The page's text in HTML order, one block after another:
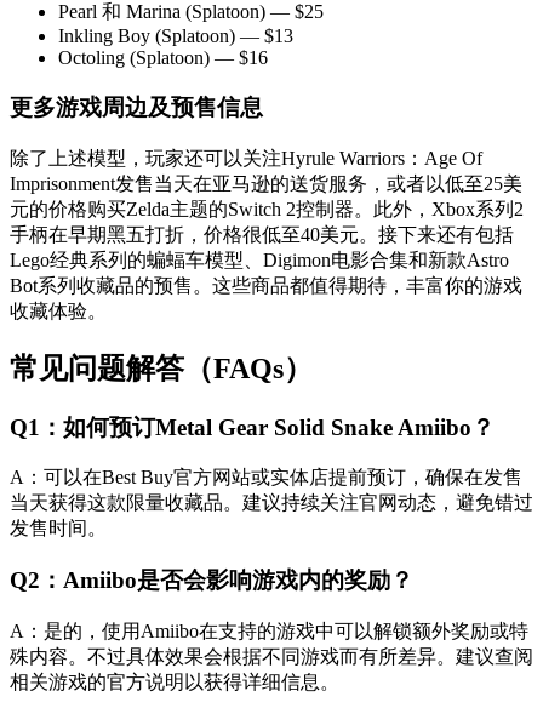
Pearl 和 Marina (Splatoon) — $25
Inkling Boy (Splatoon) — $13
Octoling (Splatoon) — $16
更多游戏周边及预售信息
除了上述模型，玩家还可以关注Hyrule Warriors：Age Of
Imprisonment发售当天在亚马逊的送货服务，或者以低至25美
元的价格购买Zelda主题的Switch 2控制器。此外，Xbox系列2
手柄在早期黑五打折，价格很低至40美元。接下来还有包括
Lego经典系列的蝙蝠车模型、Digimon电影合集和新款Astro
Bot系列收藏品的预售。这些商品都值得期待，丰富你的游戏
收藏体验。
常见问题解答（FAQs）
Q1：如何预订Metal Gear Solid Snake Amiibo？
A：可以在Best Buy官方网站或实体店提前预订，确保在发售
当天获得这款限量收藏品。建议持续关注官网动态，避免错过
发售时间。
Q2：Amiibo是否会影响游戏内的奖励？
A：是的，使用Amiibo在支持的游戏中可以解锁额外奖励或特
殊内容。不过具体效果会根据不同游戏而有所差异。建议查阅
相关游戏的官方说明以获得详细信息。